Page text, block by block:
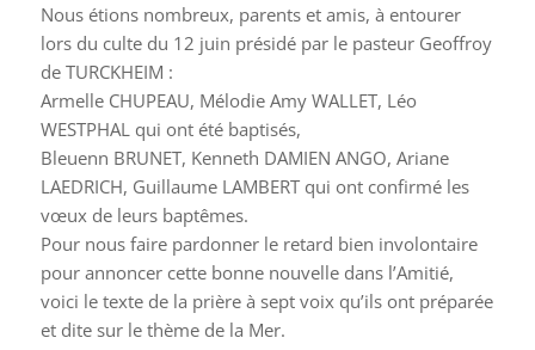
Nous étions nombreux, parents et amis, à entourer
lors du culte du 12 juin présidé par le pasteur Geoffroy
de TURCKHEIM :
Armelle CHUPEAU, Mélodie Amy WALLET, Léo
WESTPHAL qui ont été baptisés,
Bleuenn BRUNET, Kenneth DAMIEN ANGO, Ariane
LAEDRICH, Guillaume LAMBERT qui ont confirmé les
vœux de leurs baptêmes.
Pour nous faire pardonner le retard bien involontaire
pour annoncer cette bonne nouvelle dans l’Amitié,
voici le texte de la prière à sept voix qu’ils ont préparée
et dite sur le thème de la Mer.